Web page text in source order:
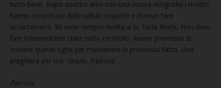
tutto bene. Dopo quattro anni con una nuova ecografia i medici
hanno riscontrato delle cellule sospette e dovevo fare
accertamenti. Mi sono sempre rivolta a Sr Tecla Merlo. Non devo
fare interventi ma stare sotto controllo. Avevo promesso di
scrivere queste righe per mantenere la promessa fatta. Una
preghiera per me. Grazie. Patrizia
Patrizia